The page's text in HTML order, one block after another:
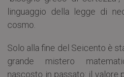
linguaggio della legge di
cosmo.
Solo alla fine del Seicento è
grande mistero
nascosto in passato: il valore